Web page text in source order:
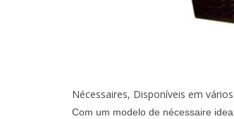
Nécessaires, Disponíveis em
Com um modelo de nécessaire